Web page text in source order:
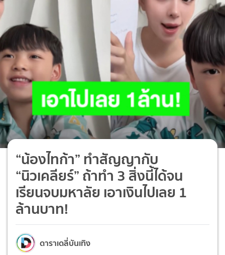
“น้องไทก้า” ทำสัญญากับ
“นิวเคลียร์” ถ้าทำ 3 สิ่งนี้ได้จน
เรียนจบมหาลัย เอาเงินไปเลย 1
ล้านบาท!
ดาราเดลี่บันเทิง